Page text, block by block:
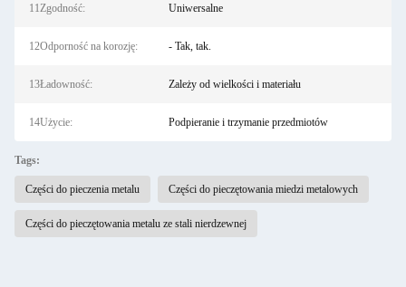
11Zgodność: Uniwersalne
12Odporność na korozję: - Tak, tak.
13Ładowność: Zależy od wielkości i materiału
14Użycie: Podpieranie i trzymanie przedmiotów
Tags:
Części do pieczenia metalu Części do pieczętowania miedzi metalowych
Części do pieczętowania metalu ze stali nierdzewnej